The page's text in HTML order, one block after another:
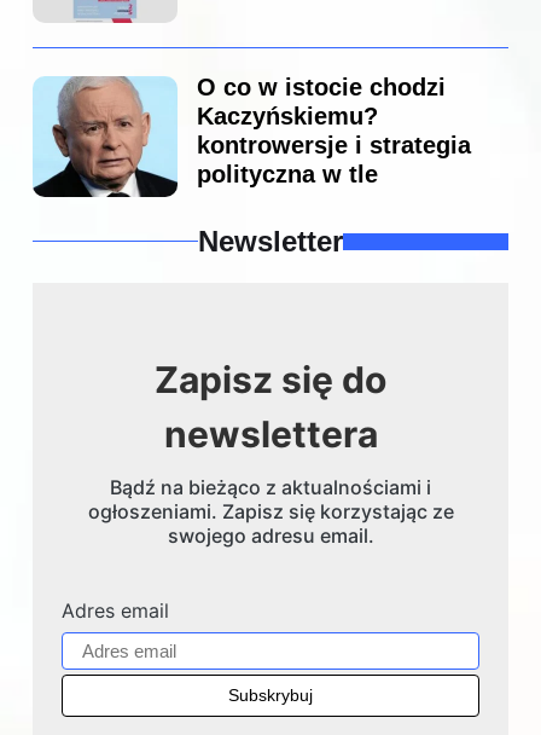
O co w istocie chodzi
Kaczyńskiemu?
kontrowersje i strategia
polityczna w tle
Newsletter
Zapisz się do
newslettera
Bądź na bieżąco z aktualnościami i
ogłoszeniami. Zapisz się korzystając ze
swojego adresu email.
Adres email